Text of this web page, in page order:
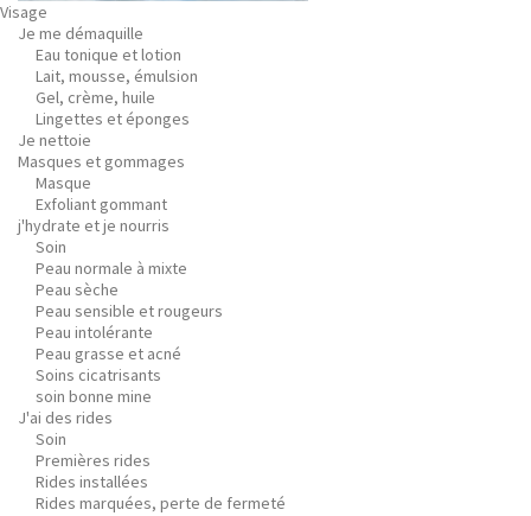
Visage
Je me démaquille
Eau tonique et lotion
Lait, mousse, émulsion
Gel, crème, huile
Lingettes et éponges
Je nettoie
Masques et gommages
Masque
Exfoliant gommant
j'hydrate et je nourris
Soin
Peau normale à mixte
Peau sèche
Peau sensible et rougeurs
Peau intolérante
Peau grasse et acné
Soins cicatrisants
soin bonne mine
J'ai des rides
Soin
Premières rides
Rides installées
Rides marquées, perte de fermeté